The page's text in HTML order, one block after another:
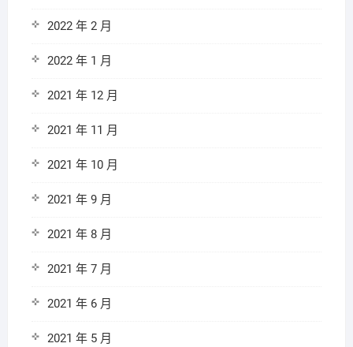
2022 年 2 月
2022 年 1 月
2021 年 12 月
2021 年 11 月
2021 年 10 月
2021 年 9 月
2021 年 8 月
2021 年 7 月
2021 年 6 月
2021 年 5 月